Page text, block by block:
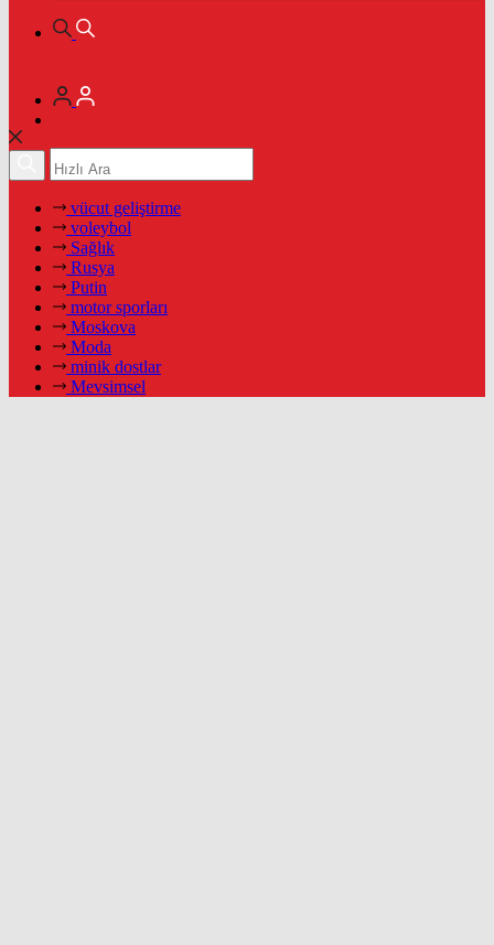
vücut geliştirme
voleybol
Sağlık
Rusya
Putin
motor sporları
Moskova
Moda
minik dostlar
Mevsimsel